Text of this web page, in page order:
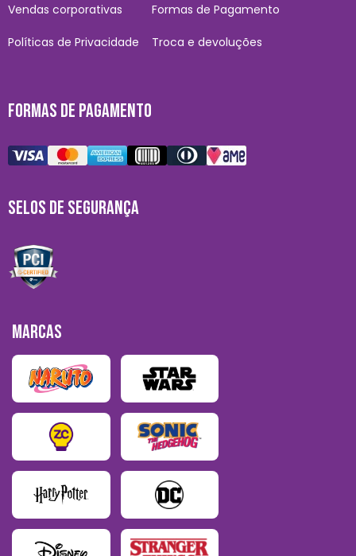
Vendas corporativas
Políticas de Privacidade
Formas de Pagamento
Troca e devoluções
FORMAS DE PAGAMENTO
SELOS DE SEGURANÇA
MARCAS